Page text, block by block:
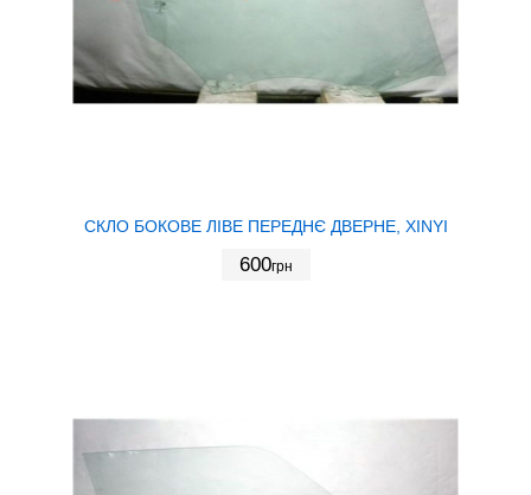
СКЛО БОКОВЕ ЛІВЕ ПЕРЕДНЄ ДВЕРНЕ, XINYI
600грн